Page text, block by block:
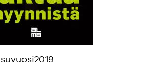
2019